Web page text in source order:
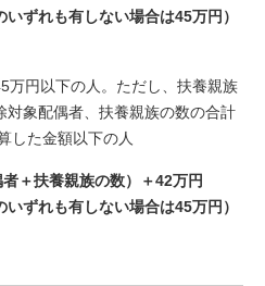
いずれも有しない場合は45万円）
万円以下の人。ただし、扶養親族
対象配偶者、扶養親族の数の合計
した金額以下の人
＋扶養親族の数）＋42万円
いずれも有しない場合は45万円）